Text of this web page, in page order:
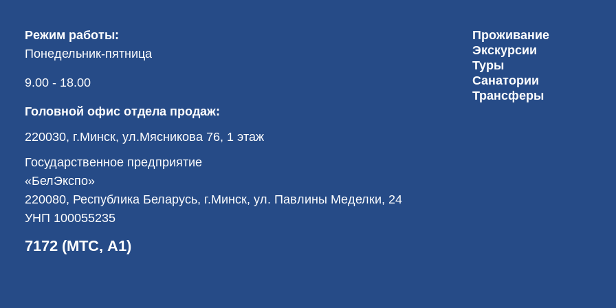
Режим работы:
Понедельник-пятница
9.00 - 18.00
Головной офис отдела продаж:
220030, г.Минск, ул.Мясникова 76, 1 этаж
Государственное предприятие
«БелЭкспо»
220080, Республика Беларусь, г.Минск, ул. Павлины Меделки, 24
УНП 100055235
7172 (МТС, А1)
Проживание
Экскурсии
Туры
Санатории
Трансферы